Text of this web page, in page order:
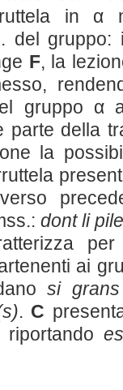
in
del
F, la
gruppo α
parte della
la
dont li
ai
si grans
. C
riportando